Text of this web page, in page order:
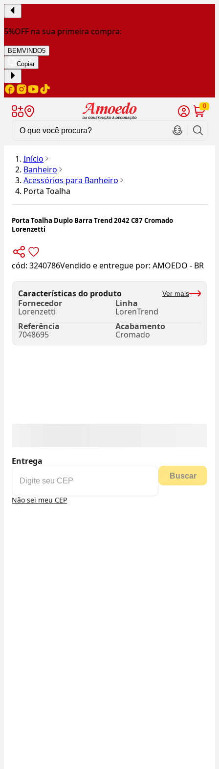
5%OFF na sua primeira compra:
BEMVINDO5
Copiar
0
Início
Banheiro
Acessórios para Banheiro
Porta Toalha
Porta Toalha Duplo Barra Trend 2042 C87 Cromado
Lorenzetti
cód: 3240786Vendido e entregue por: AMOEDO - BR
Características do produto Ver mais
Fornecedor
Lorenzetti
Linha
LorenTrend
Referência
7048695
Acabamento
Cromado
Entrega
Buscar
Não sei meu CEP